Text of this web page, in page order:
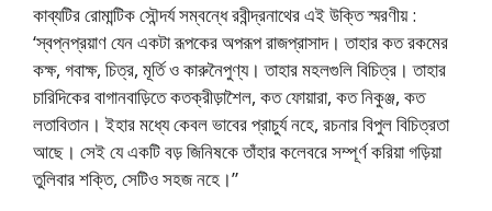
কাব্যটির রোমান্টিক সৌন্দর্য সম্বন্ধে রবীন্দ্রনাথের এই উক্তি স্মরণীয় :
‘স্বপ্নপ্রয়াণ যেন একটা রূপকের অপরূপ রাজপ্রাসাদ। তাহার কত রকমের
কক্ষ, গবাক্ষ, চিত্র, মূর্তি ও কারুনৈপুণ্য। তাহার মহলগুলি বিচিত্র। তাহার
চারিদিকের বাগানবাড়িতে কতক্রীড়াশৈল, কত ফোয়ারা, কত নিকুঞ্জ, কত
লতাবিতান। ইহার মধ্যে কেবল ভাবের প্রাচুর্য নহে, রচনার বিপুল বিচিত্রতা
আছে। সেই যে একটি বড় জিনিষকে তাঁহার কলেবরে সম্পূর্ণ করিয়া গড়িয়া
তুলিবার শক্তি, সেটিও সহজ নহে।”